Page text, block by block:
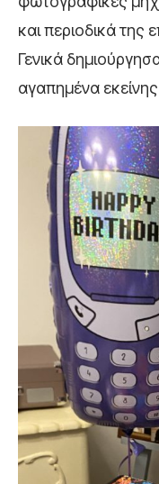
και περιοδικά
Γενικά
αγαπημένα